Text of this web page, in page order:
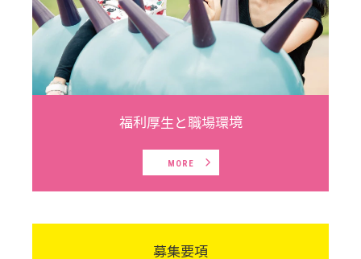
福利厚生と職場環境
MORE
募集要項